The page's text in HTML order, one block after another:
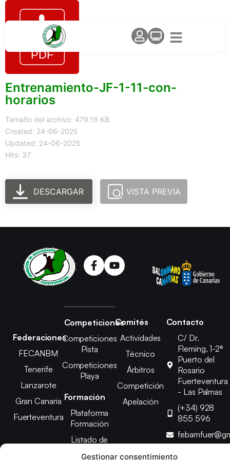
Gestionar consentimiento
Entrenamiento-JF-1-11-con-
horarios
Tamaño del archivo: 479.16 KB
Created: 24-06-2025
Updated: 24-06-2025
Hits: 37
DESCARGAR VISTA PREVIA
Federaciones
FECANBM
Tenerife
Lanzarote
Gran Canaria
Fuerteventura
Competiciones
Competiciones
Pista
Competiciones
Playa
Formación
Plataforma
Formación
Listado de
Comités
Actividades
Técnico
Árbitros
Competición
Apelación
Contacto
C/ Dr.
Fleming, 1-2ª
Puerto del
Rosario
Fuerteventura
- Las Palmas
(+34) 928
855 596